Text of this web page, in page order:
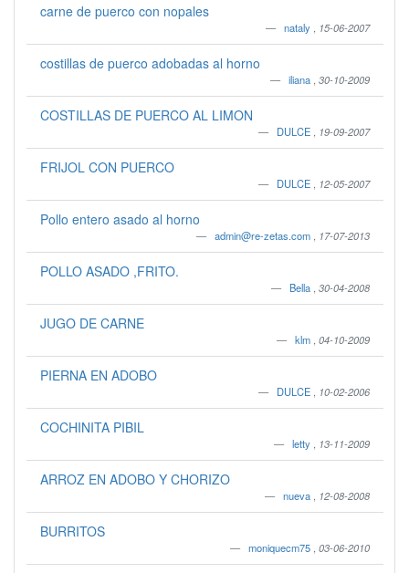
carne de puerco con nopales
nataly 15-06-2007
costillas de puerco adobadas al horno
iliana 30-10-2009
COSTILLAS DE PUERCO AL LIMON
DULCE 19-09-2007
FRIJOL CON PUERCO
DULCE 12-05-2007
Pollo entero asado al horno
admin@re-zetas.com 17-07-2013
POLLO ASADO ,FRITO.
Bella 30-04-2008
JUGO DE CARNE
klm 04-10-2009
PIERNA EN ADOBO
DULCE 10-02-2006
COCHINITA PIBIL
letty 13-11-2009
ARROZ EN ADOBO Y CHORIZO
nueva 12-08-2008
BURRITOS
moniquecm75 03-06-2010